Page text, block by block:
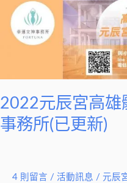
2022元辰宮高雄
事務所(已更新)
4 則留言 / 活動訊息 / 元辰
體
驗
幸